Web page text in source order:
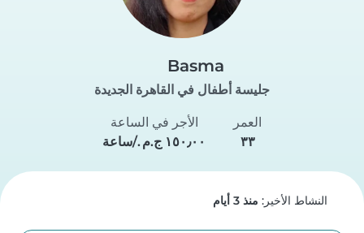
Basma
جليسة أطفال في القاهرة الجديدة
العمر
٣٣
الأجر في الساعة
النشاط الأخير: منذ 3 أيام